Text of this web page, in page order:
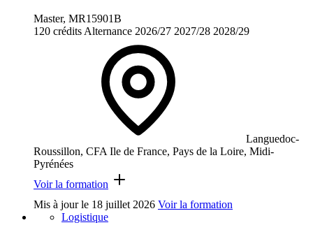
Master, MR15901B
120 crédits Alternance 2026/27 2027/28 2028/29
Languedoc-
Roussillon, CFA Ile de France, Pays de la Loire, Midi-
Pyrénées
Voir la formation
Mis à jour le 18 juillet 2026 Voir la formation
Logistique